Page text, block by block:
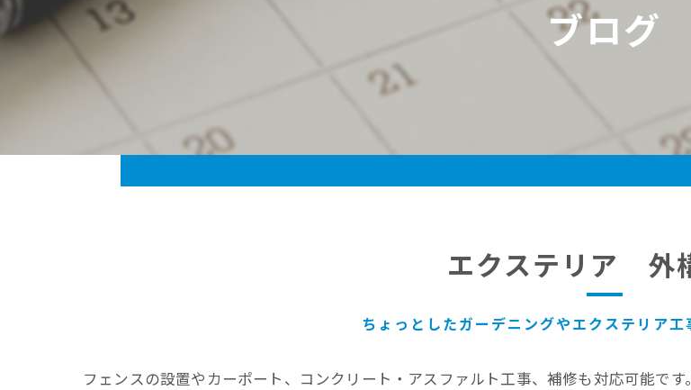
ブログ
エクステリア 外
ちょっとしたガーデニングやエクステリア工
フェンスの設置やカーポート、コンクリート・アスファルト工事、補修も対応可能です。